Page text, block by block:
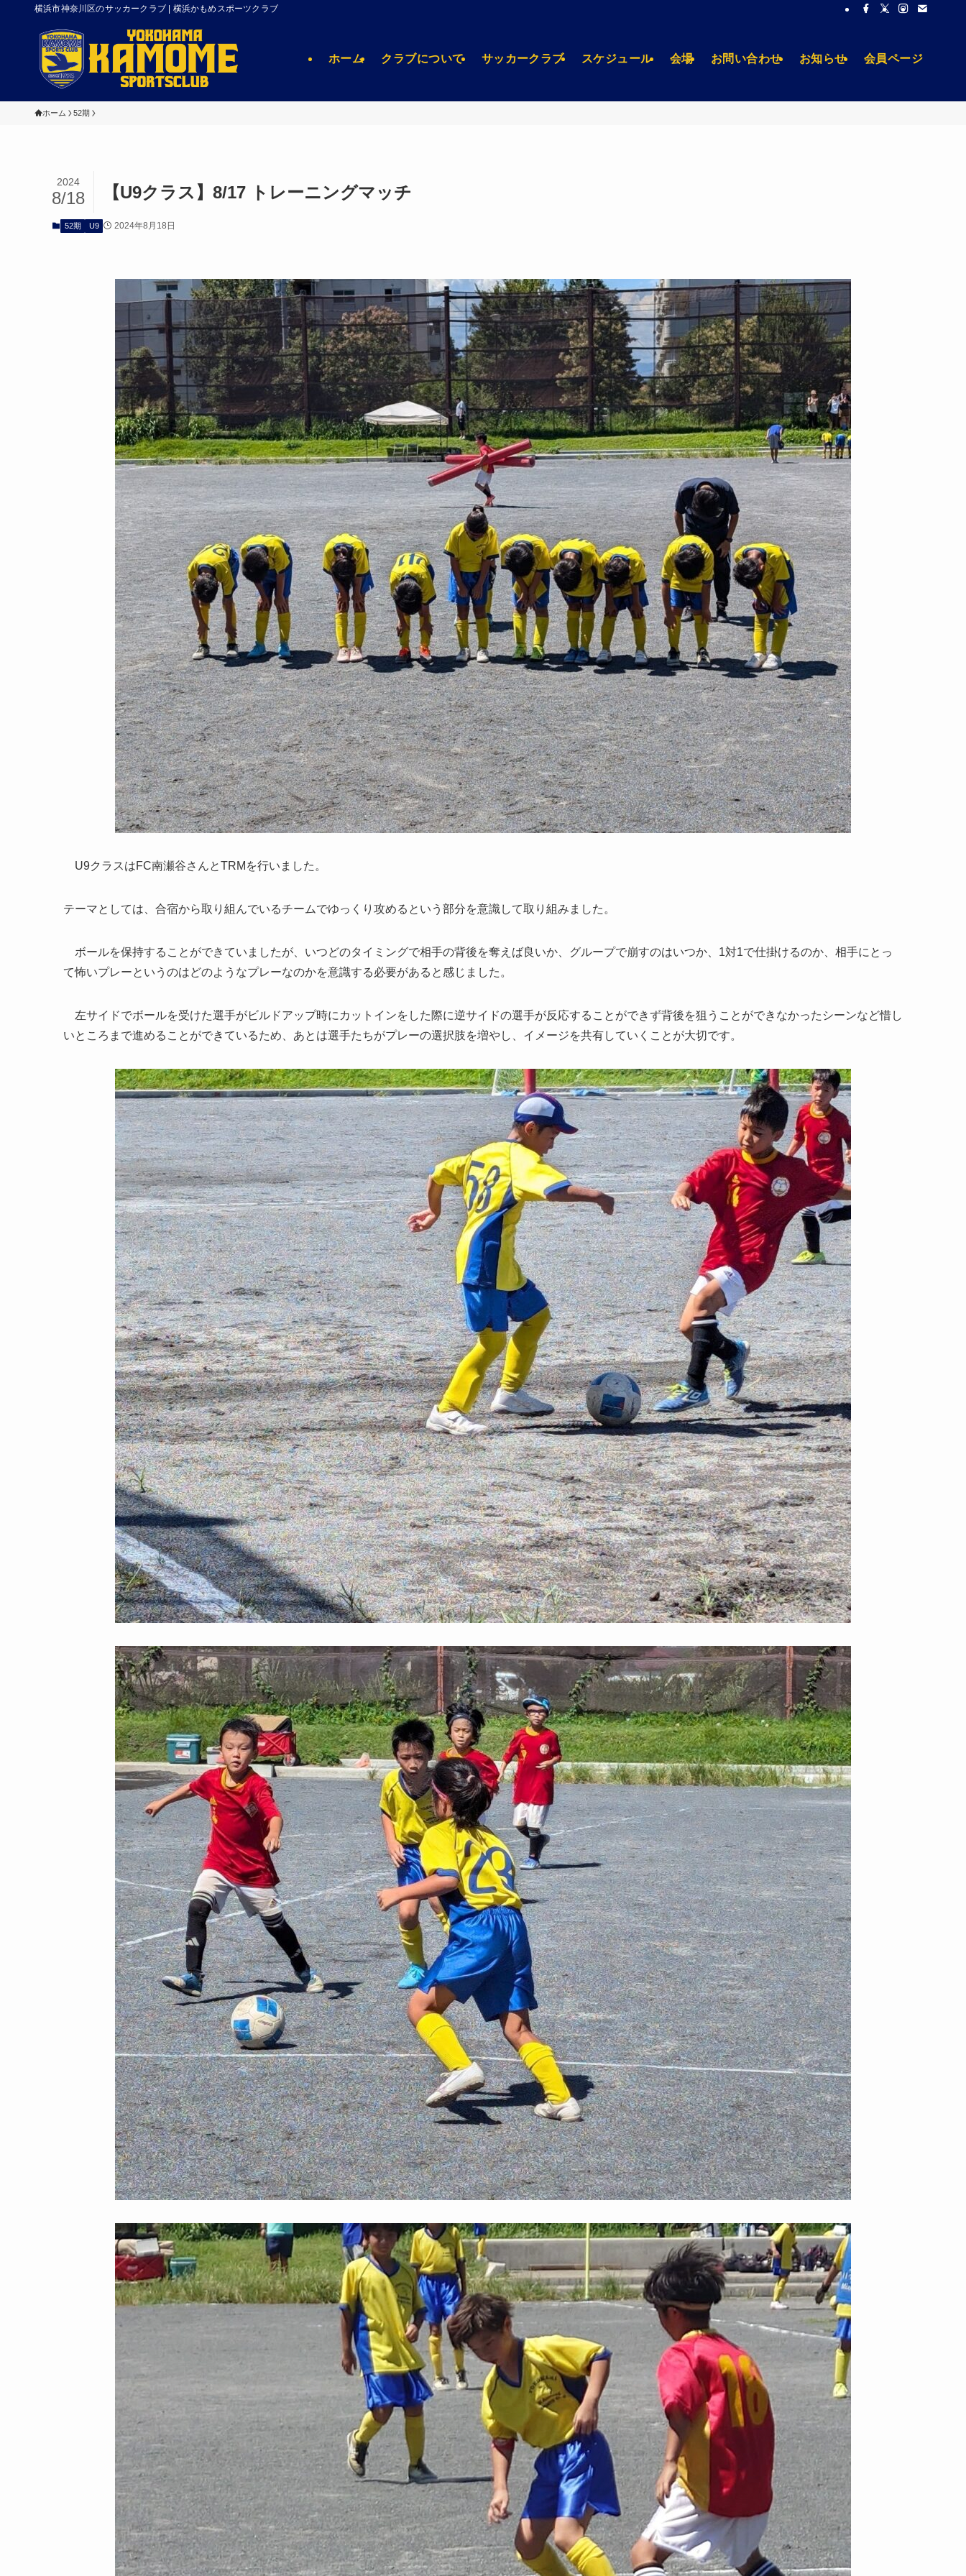
横浜市神奈川区のサッカークラブ | 横浜かもめスポーツクラブ
ホーム クラブについて サッカークラブ スケジュール 会場 お問い合わせ お知らせ 会員ページ
ホーム 52期
【U9クラス】8/17 トレーニングマッチ
2024
8/18
52期 U9 2024年8月18日
U9クラスはFC南瀬谷さんとTRMを行いました。
テーマとしては、合宿から取り組んでいるチームでゆっくり攻めるという部分を意識して取り組みました。
ボールを保持することができていましたが、いつどのタイミングで相手の背後を奪えば良いか、グループで崩すのはいつか、1対1で仕掛けるのか、相手にとっ
て怖いプレーというのはどのようなプレーなのかを意識する必要があると感じました。
左サイドでボールを受けた選手がビルドアップ時にカットインをした際に逆サイドの選手が反応することができず背後を狙うことができなかったシーンなど惜し
いところまで進めることができているため、あとは選手たちがプレーの選択肢を増やし、イメージを共有していくことが大切です。